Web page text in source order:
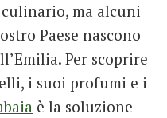
ma alcuni
Paese nascono
Per scoprire
i suoi profumi e i
è la soluzione